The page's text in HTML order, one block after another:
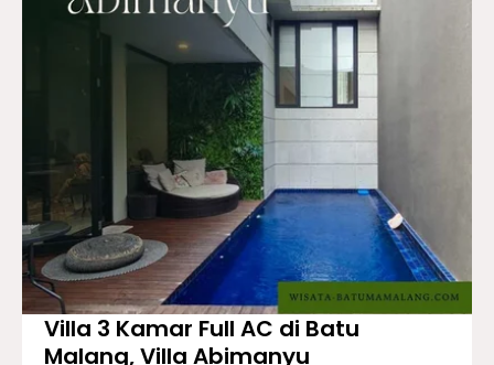
Villa 3 Kamar Full AC di Batu
Malang, Villa Abimanyu